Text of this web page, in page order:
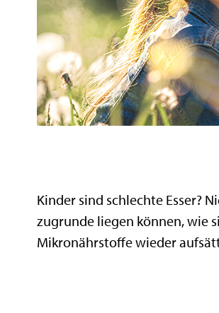
Kinder sind schlechte Esser?
zugrunde liegen können, wie
Mikronährstoffe wieder